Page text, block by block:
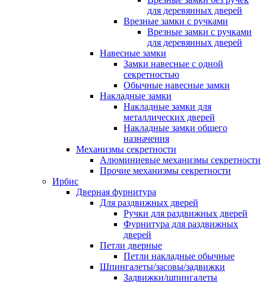
для деревянных дверей
Врезные замки с ручками
Врезные замки с ручками
для деревянных дверей
Навесные замки
Замки навесные с одной
секретностью
Обычные навесные замки
Накладные замки
Накладные замки для
металлических дверей
Накладные замки общего
назначения
Механизмы секретности
Алюминиевые механизмы секретности
Прочие механизмы секретности
Ирбис
Дверная фурнитура
Для раздвижных дверей
Ручки для раздвижных дверей
Фурнитура для раздвижных
дверей
Петли дверные
Петли накладные обычные
Шпингалеты/засовы/задвижки
Задвижки/шпингалеты